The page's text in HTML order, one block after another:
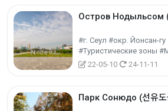
Остров Нодыльсом (
#г. Сеул #окр. Йонсан-гу
22-05-10
24-11-11
Парк Сонюдо (선유도